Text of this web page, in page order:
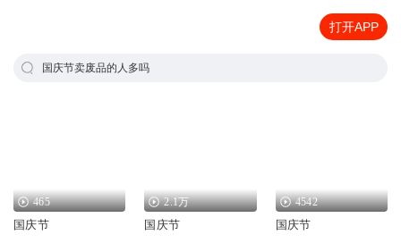
打开APP
国庆节卖废品的人多吗
465
国庆节
2.1万
国庆节
4542
国庆节